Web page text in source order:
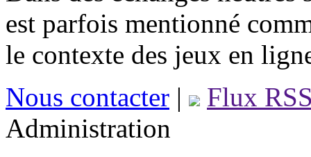
est parfois mentionné
le contexte des jeux en
Nous contacter |
Flux
Administration